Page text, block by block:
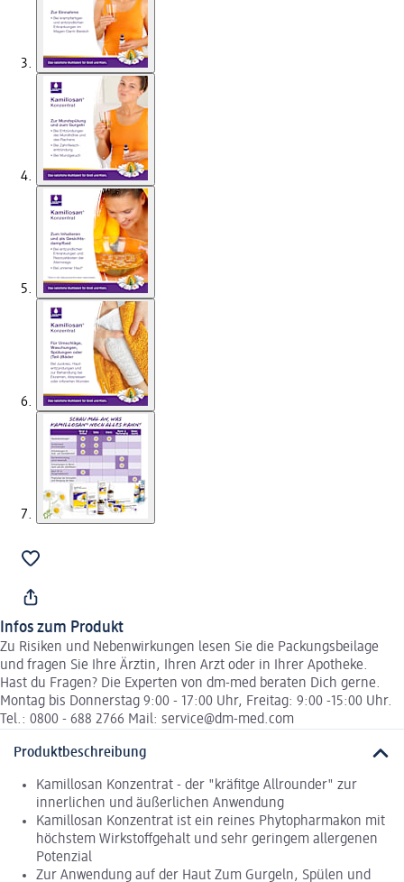
Infos zum Produkt
Zu Risiken und Nebenwirkungen lesen Sie die Packungsbeilage
und fragen Sie Ihre Ärztin, Ihren Arzt oder in Ihrer Apotheke.
Hast du Fragen? Die Experten von dm-med beraten Dich gerne.
Montag bis Donnerstag 9:00 - 17:00 Uhr, Freitag: 9:00 -15:00 Uhr.
Tel.: 0800 - 688 2766 Mail: service@dm-med.com
Produktbeschreibung
Kamillosan Konzentrat - der "kräfitge Allrounder" zur
innerlichen und äußerlichen Anwendung
Kamillosan Konzentrat ist ein reines Phytopharmakon mit
höchstem Wirkstoffgehalt und sehr geringem allergenen
Potenzial
Zur Anwendung auf der Haut Zum Gurgeln, Spülen und